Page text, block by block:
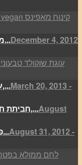
מאפינס שוקולד עם אוכמניות, קרם...December 4, 2012
עוגת שוקולד טבעונית עם בירה ויין,...March 20, 2013 -
חביתת חומוס- חביתה טבעונית עם פטריות,...August
פאי תפוחים ואגסים מתוק וקינמוני...August 31, 2012 -